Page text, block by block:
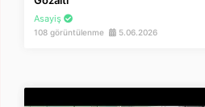
Asayiş
108 görüntülenme 5.06.2026